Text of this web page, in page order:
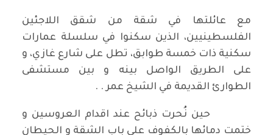
مع عائلتها في شقة من شقق اللاجئين
الفلسطينيين، الذين سكنوا في سلسلة عمارات
سكنية ذات خمسة طوابق، تطل على شارع غازي، و
على الطريق الواصل بينه و بين مستشفى
الطوارئ القديمة في الشيخ عمر . .
حين نُحرت ذبائح عند اقدام العروسين و
ختمت دمائها بالكفوف على باب الشقة و الحيطان